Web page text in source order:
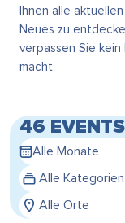
Ihnen alle
Neues zu
verpassen Sie
macht.
46 EVENTS
Alle Monate
Alle Kategorien
Alle Orte